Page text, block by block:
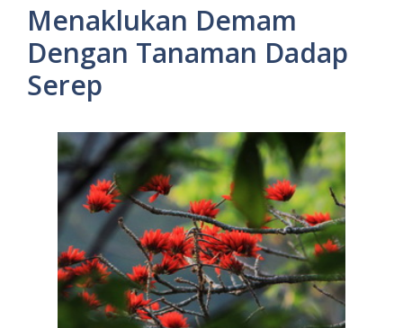
Menaklukan Demam
Dengan Tanaman Dadap
Serep